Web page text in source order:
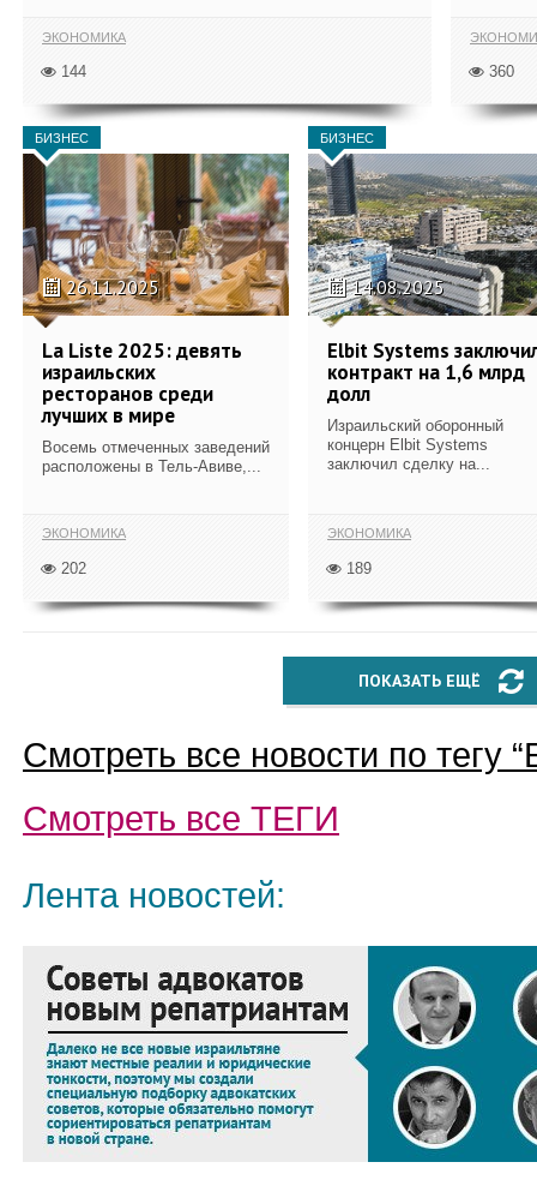
ЭКОНОМИКА
144 360
БИЗНЕС
26.11.2025
La Liste 2025: девять
израильских
ресторанов среди
лучших в мире
Восемь отмеченных заведений
расположены в Тель-Авиве,...
ЭКОНОМИКА
202
БИЗНЕС
14.08.2025
Elbit Systems
контракт на 1,6 млрд
долл
Израильский оборонный
концерн Elbit Systems
заключил сделку на...
ЭКОНОМИКА
189
ПОКАЗАТЬ ЕЩЁ
Смотреть все новости по тегу “
Смотреть все ТЕГИ
Лента новостей: